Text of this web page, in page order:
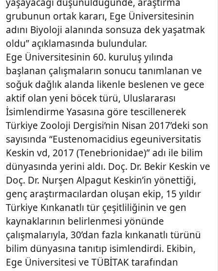
grubunun ortak kararı, Ege Üniversitesinin
adını Biyoloji alanında sonsuza dek yaşatmak
oldu” açıklamasında bulundular.
Ege Üniversitesinin 60. kuruluş yılında
başlanan çalışmaların sonucu tanımlanan ve
soğuk dağlık alanda likenle beslenen ve gece
aktif olan yeni böcek türü, Uluslararası
İsimlendirme Yasasına göre tescillenerek
Türkiye Zooloji Dergisi’nin Nisan 2017’deki son
sayısında “Eustenomacidius egeuniversitatis
Keskin vd, 2017 (Tenebrionidae)” adı ile bilim
dünyasında yerini aldı. Doç. Dr. Bekir Keskin ve
Doç. Dr. Nurşen Alpagut Keskin’in yönettiği,
genç araştırmacılardan oluşan ekip, 15 yıldır
Türkiye Kınkanatlı tür çeşitliliğinin ve gen
kaynaklarının belirlenmesi yönünde
çalışmalarıyla, 30’dan fazla kınkanatlı türünü
bilim dünyasına tanıtıp isimlendirdi. Ekibin,
Ege Üniversitesi ve TÜBİTAK tarafından